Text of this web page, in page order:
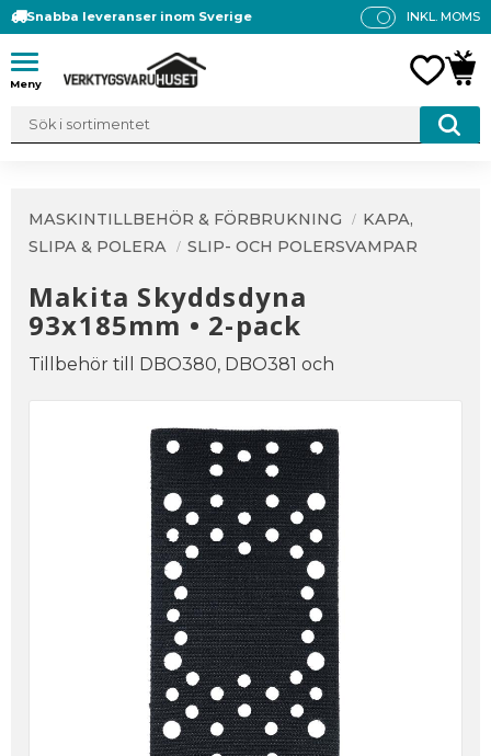
Meny
Snabba leveranser inom Sverige
P
A
S
INKL. MOMS
MASKINTILLBEHÖR & FÖRBRUKNING
KAPA,
SLIPA & POLERA
SLIP- OCH POLERSVAMPAR
Makita Skyddsdyna
93x185mm • 2-pack
Tillbehör till DBO380, DBO381 och